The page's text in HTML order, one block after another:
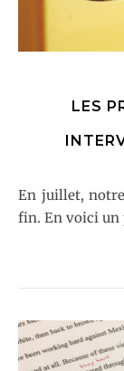
LES
En juillet, notre saga sur l'Éducation Nationale prenait
fin. En voici un